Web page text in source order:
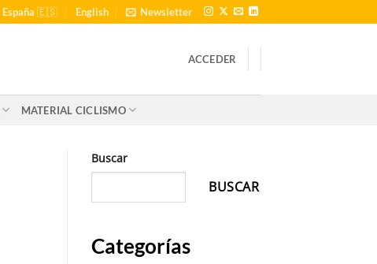
España 🇪🇸 English Newsletter
ACCEDER
MATERIAL CICLISMO
Buscar
BUSCAR
Categorías